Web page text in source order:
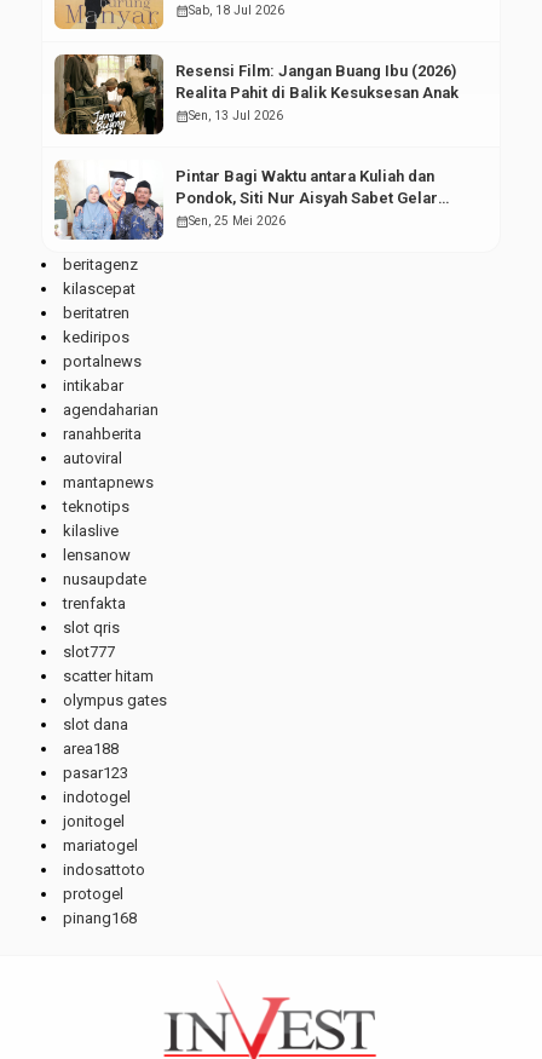
calendar_monthSab, 18 Jul 2026
Resensi Film: Jangan Buang Ibu (2026)
Realita Pahit di Balik Kesuksesan Anak
calendar_monthSen, 13 Jul 2026
Pintar Bagi Waktu antara Kuliah dan
Pondok, Siti Nur Aisyah Sabet Gelar
Wisudawan Terbaik
calendar_monthSen, 25 Mei 2026
beritagenz
kilascepat
beritatren
kediripos
portalnews
intikabar
agendaharian
ranahberita
autoviral
mantapnews
teknotips
kilaslive
lensanow
nusaupdate
trenfakta
slot qris
slot777
scatter hitam
olympus gates
slot dana
area188
pasar123
indotogel
jonitogel
mariatogel
indosattoto
protogel
pinang168